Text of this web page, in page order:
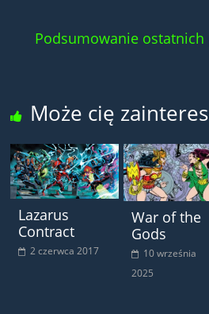
Podsumowanie ostatnich
Może cię
Lazarus
Contract
2 czerwca 2017
War of the
Gods
10 września
2025